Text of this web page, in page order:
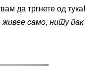
да тргнете од тука!
само, ниту пак